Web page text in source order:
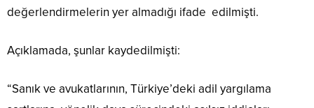
değerlendirmelerin yer almadığı ifade edilmişti.
Açıklamada, şunlar kaydedilmişti:
“Sanık ve avukatlarının, Türkiye’deki adil yargılama